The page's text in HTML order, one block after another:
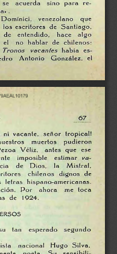
se acuerda sino para
re
.
Domínici. venezolano
que
los escritores de
Santiago.
de entendido, hace
algo
Tronos vacantes había es-
Antonio González, el
el no hablar de chilenos:
67
ni vacante, señor
tropical!
muertos
pudieron
Véliz. antes que
ese
imposible estimar
va
de
Dios, la
Mistral,
chilenos
dignos
de
letras
hispano-americanas.
Por ahora me
toca
de 1924.
tan esperado
segundo
nacional Hugo
Silva.